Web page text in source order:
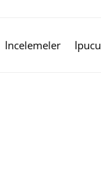
İncelemeler İpucu